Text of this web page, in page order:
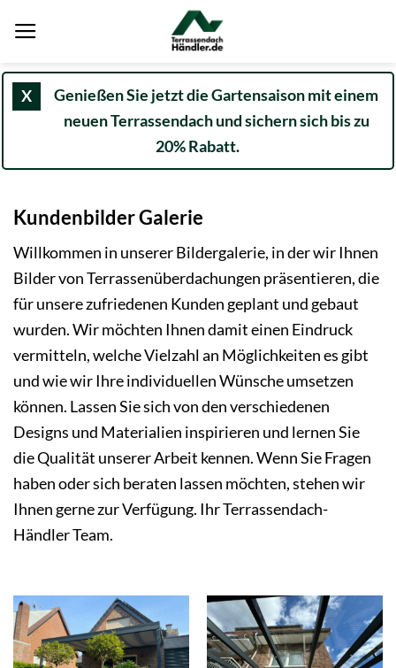
Inhalt
X
Genießen Sie jetzt die Gartensaison mit einem
neuen Terrassendach und sichern sich bis zu
20% Rabatt.
Kundenbilder Galerie
Willkommen in unserer Bildergalerie, in der wir Ihnen
Bilder von Terrassenüberdachungen präsentieren, die
für unsere zufriedenen Kunden geplant und gebaut
wurden. Wir möchten Ihnen damit einen Eindruck
vermitteln, welche Vielzahl an Möglichkeiten es gibt
und wie wir Ihre individuellen Wünsche umsetzen
können. Lassen Sie sich von den verschiedenen
Designs und Materialien inspirieren und lernen Sie
die Qualität unserer Arbeit kennen. Wenn Sie Fragen
haben oder sich beraten lassen möchten, stehen wir
Ihnen gerne zur Verfügung. Ihr Terrassendach-
Händler Team.